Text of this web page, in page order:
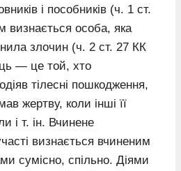
і пособників (ч. 1 ст.
визнається особа, яка
злочин (ч. 2 ст. 27 КК
— це той, хто
тілесні пошкодження,
жертву, коли інші її
і т. ін. Вчинене
визнається вчиненим
сумісно, спільно. Діями